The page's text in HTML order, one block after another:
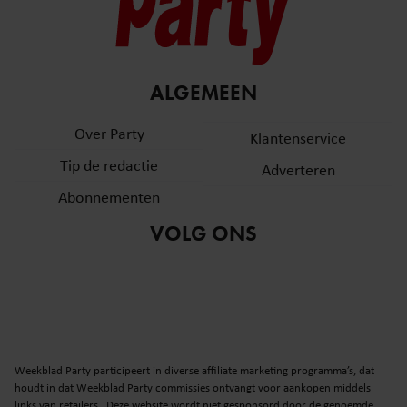
ALGEMEEN
Over Party
Tip de redactie
Abonnementen
Klantenservice
Adverteren
VOLG ONS
Weekblad Party participeert in diverse affiliate marketing programma’s, dat
houdt in dat Weekblad Party commissies ontvangt voor aankopen middels